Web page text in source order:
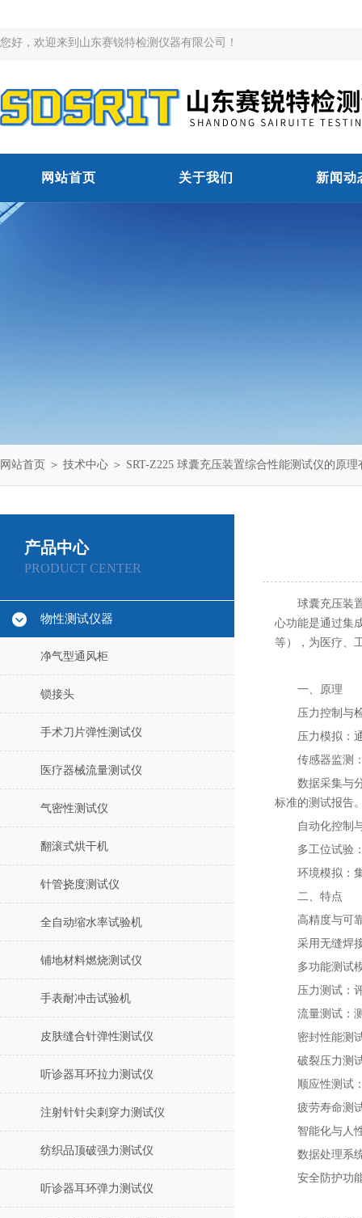
您好，欢迎来到山东赛锐特检测仪器有限公司！
网站首页 关于我们 新闻动
网站首页 ＞ 技术中心 ＞ SRT-Z225 球囊充压装置综合性能测试仪的原
产品中心
PRODUCT CENTER
物性测试仪器
净气型通风柜
锁接头
手术刀片弹性测试仪
医疗器械流量测试仪
气密性测试仪
翻滚式烘干机
针管挠度测试仪
全自动缩水率试验机
铺地材料燃烧测试仪
手表耐冲击试验机
皮肤缝合针弹性测试仪
听诊器耳环拉力测试仪
注射针针尖刺穿力测试仪
纺织品顶破强力测试仪
听诊器耳环弹力测试仪
球囊充压装
心功能是通过集
等），为医疗、
一、原理
压力控制与
压力模拟：
传感器监测
数据采集与
标准的测试报告
自动化控制
多工位试验
环境模拟：
二、特点
高精度与可
采用无缝焊
多功能测试
压力测试：
流量测试：
密封性能测
破裂压力测
顺应性测试
疲劳寿命测
智能化与人
数据处理系
安全防护功